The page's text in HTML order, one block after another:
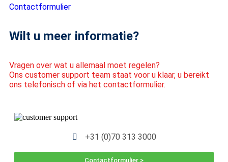
Wilt u meer informatie?
Vragen over wat u allemaal moet regelen?
Ons customer support team staat voor u klaar, u bereikt
ons telefonisch of via het contactformulier.
+31 (0)70 313 3000
Contactformulier >
Contactformulier